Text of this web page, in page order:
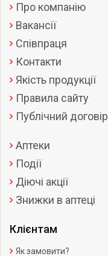
Про компанію
Вакансії
Співпраця
Контакти
Якість продукції
Правила сайту
Публічний договір
Аптеки
Події
Діючі акції
Знижки в аптеці
Клієнтам
Як замовити?